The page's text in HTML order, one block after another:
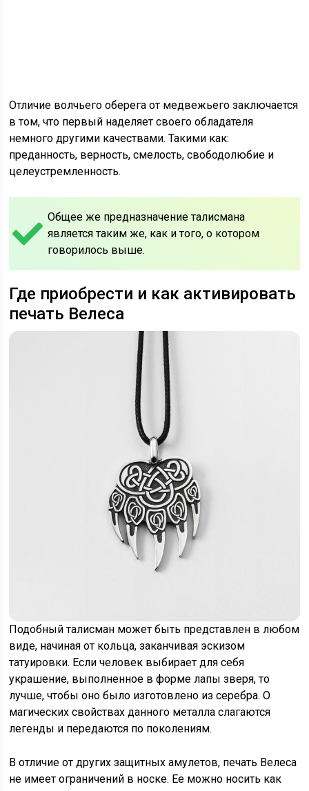
Отличие волчьего оберега от медвежьего заключается
в том, что первый наделяет своего обладателя
немного другими качествами. Такими как:
преданность, верность, смелость, свободолюбие и
целеустремленность.
Общее же предназначение талисмана
является таким же, как и того, о котором
говорилось выше.
Где приобрести и как активировать
печать Велеса
Подобный талисман может быть представлен в любом
виде, начиная от кольца, заканчивая эскизом
татуировки. Если человек выбирает для себя
украшение, выполненное в форме лапы зверя, то
лучше, чтобы оно было изготовлено из серебра. О
магических свойствах данного металла слагаются
легенды и передаются по поколениям.
В отличие от других защитных амулетов, печать Велеса
не имеет ограничений в носке. Ее можно носить как